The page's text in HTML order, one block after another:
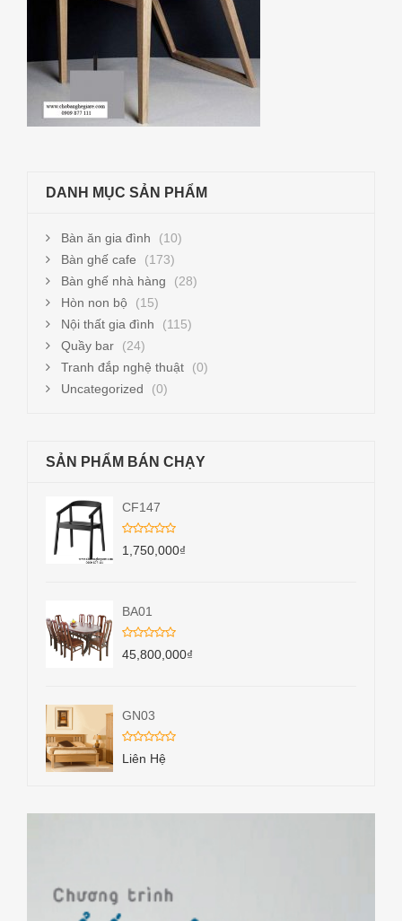
DANH MỤC SẢN PHẨM
Bàn ăn gia đình
(10)
Bàn ghế cafe
(173)
Bàn ghế nhà hàng
(28)
Hòn non bộ
(15)
Nội thất gia đình
(115)
Quầy bar
(24)
Tranh đắp nghệ thuật
(0)
Uncategorized
(0)
SẢN PHẨM BÁN CHẠY
CF147
1,750,000₫
BA01
45,800,000₫
GN03
Liên Hệ